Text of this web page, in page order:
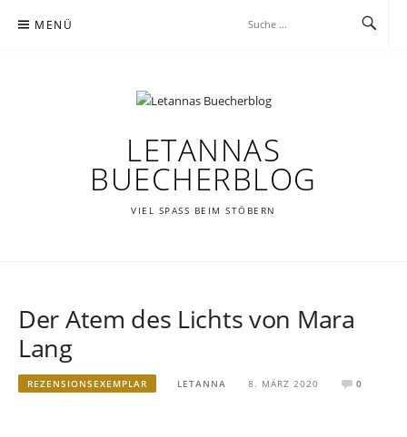
Inhalt MENÜ
LETANNAS
BUECHERBLOG
VIEL SPASS BEIM STÖBERN
Der Atem des Lichts von Mara
Lang
REZENSIONSEXEMPLAR LETANNA 8. MÄRZ 2020 0